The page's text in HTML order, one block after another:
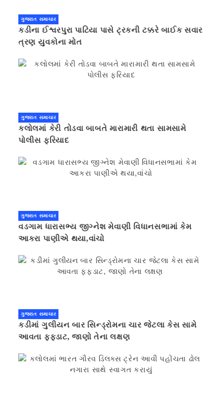
ગુજરાત સમાચાર
કડીના ઈશ્વરપુરા પાટિયા પાસે ટ્રકની ટક્કરે બાઈક સવાર
ત્રણ યુવકોના મોત
ગુજરાત સમાચાર
કલોલમાં કેરી તોડવા બાબતે મારામારી થતા સામસામે
પોલીસ ફરિયાદ
ગુજરાત સમાચાર
વડગામ ધારાસભ્ય જીગ્નેશ મેવાણી વિધાનસભામાં કેમ
આકરા પાણીએ થયા,વાંચો
ગુજરાત સમાચાર
કડીમાં ગુલીયન બાર સિન્ડ્રોમના ચાર જેટલા કેસ સામે
આવતા ફફડાટ, જાણો તેના લક્ષણ